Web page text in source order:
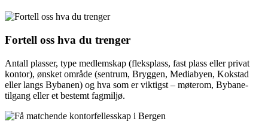
Fortell oss hva du trenger
Antall plasser, type medlemskap (fleksplass, fast plass eller privat
kontor), ønsket område (sentrum, Bryggen, Mediabyen, Kokstad
eller langs Bybanen) og hva som er viktigst – møterom, Bybane-
tilgang eller et bestemt fagmiljø.